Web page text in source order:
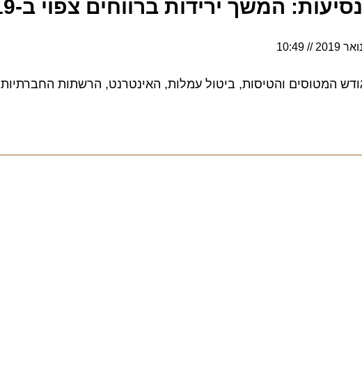
המשך ירידות ברווחים צפוי ב-2019
10:49
המטוסים והטיסות, ביטול עמלות, האינטרנט, הרשתות החברתיות ועוד